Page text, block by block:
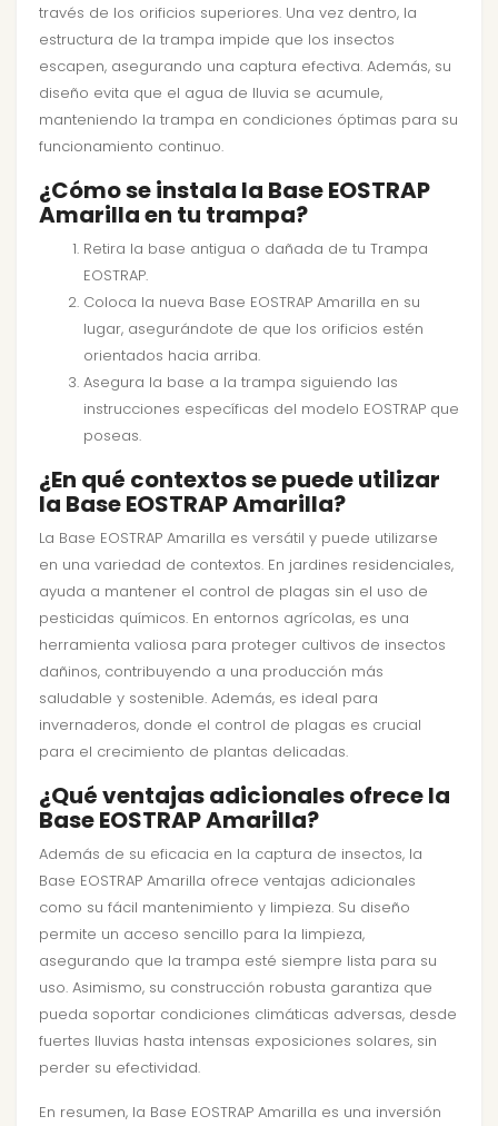
través de los orificios superiores. Una vez dentro, la
estructura de la trampa impide que los insectos
escapen, asegurando una captura efectiva. Además, su
diseño evita que el agua de lluvia se acumule,
manteniendo la trampa en condiciones óptimas para su
funcionamiento continuo.
¿Cómo se instala la Base EOSTRAP
Amarilla en tu trampa?
Retira la base antigua o dañada de tu Trampa
EOSTRAP.
Coloca la nueva Base EOSTRAP Amarilla en su
lugar, asegurándote de que los orificios estén
orientados hacia arriba.
Asegura la base a la trampa siguiendo las
instrucciones específicas del modelo EOSTRAP que
poseas.
¿En qué contextos se puede utilizar
la Base EOSTRAP Amarilla?
La Base EOSTRAP Amarilla es versátil y puede utilizarse
en una variedad de contextos. En jardines residenciales,
ayuda a mantener el control de plagas sin el uso de
pesticidas químicos. En entornos agrícolas, es una
herramienta valiosa para proteger cultivos de insectos
dañinos, contribuyendo a una producción más
saludable y sostenible. Además, es ideal para
invernaderos, donde el control de plagas es crucial
para el crecimiento de plantas delicadas.
¿Qué ventajas adicionales ofrece la
Base EOSTRAP Amarilla?
Además de su eficacia en la captura de insectos, la
Base EOSTRAP Amarilla ofrece ventajas adicionales
como su fácil mantenimiento y limpieza. Su diseño
permite un acceso sencillo para la limpieza,
asegurando que la trampa esté siempre lista para su
uso. Asimismo, su construcción robusta garantiza que
pueda soportar condiciones climáticas adversas, desde
fuertes lluvias hasta intensas exposiciones solares, sin
perder su efectividad.
En resumen, la Base EOSTRAP Amarilla es una inversión